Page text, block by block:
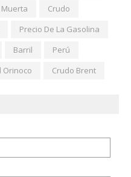
Crudo
Precio De La Gasolina
Barril
Perú
Orinoco Crudo Brent